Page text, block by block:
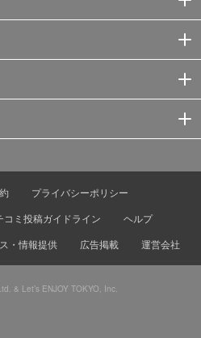
プライバシーポリシー
コミ投稿ガイドライン
ヘルプ
・情報提供 広告掲載 運営会社
& Let’s ENJOY TOKYO, Inc.